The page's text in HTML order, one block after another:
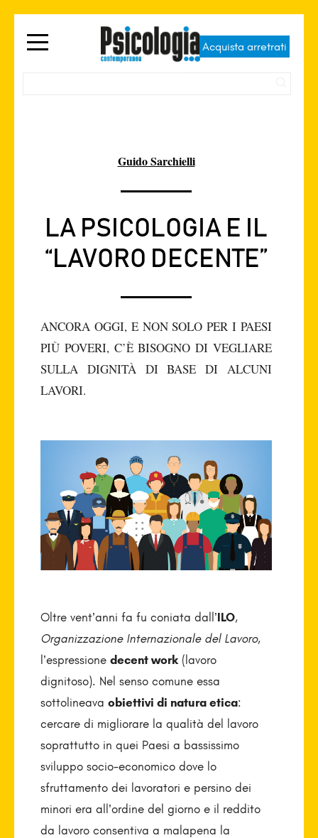
Acquista arretrati
Guido Sarchielli
LA PSICOLOGIA E IL
“LAVORO DECENTE”
ANCORA OGGI, E NON SOLO PER I PAESI
PIÙ POVERI, C’È BISOGNO DI VEGLIARE
SULLA DIGNITÀ DI BASE DI ALCUNI
LAVORI.
Oltre vent’anni fa fu coniata dall’ILO,
Organizzazione Internazionale del Lavoro,
l’espressione decent work(lavoro
dignitoso). Nel senso comune essa
sottolineava obiettivi di natura etica:
cercare di migliorare la qualità del lavoro
soprattutto in quei Paesi a bassissimo
sviluppo socio-economico dove lo
sfruttamento dei lavoratori e persino dei
minori era all’ordine del giorno e il reddito
da lavoro consentiva a malapena la